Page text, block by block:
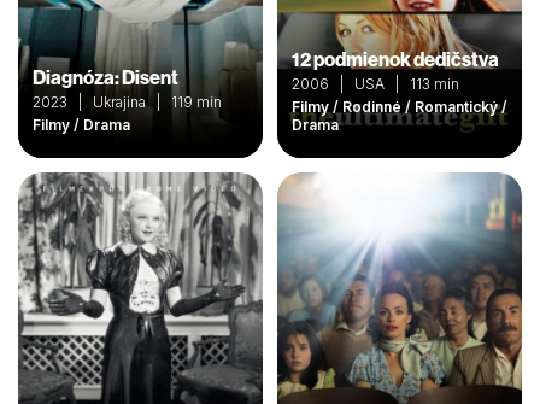
Diagnóza: Disent
2023 | Ukrajina | 119 min
Filmy / Drama
12 podmienok dedičstva
2006 | USA | 113 min
Filmy / Rodinné / Romantický /
Drama